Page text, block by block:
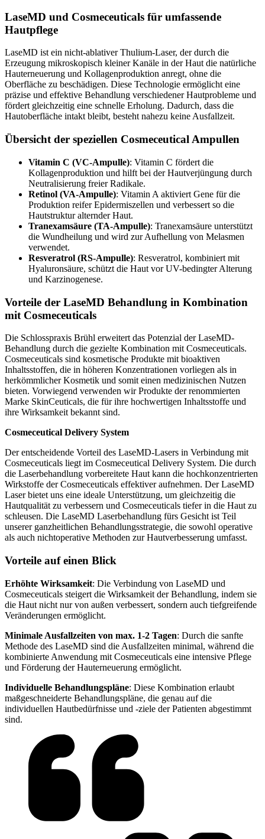
LaseMD und Cosmeceuticals für umfassende
Hautpflege
LaseMD ist ein nicht-ablativer Thulium-Laser, der durch die
Erzeugung mikroskopisch kleiner Kanäle in der Haut die natürliche
Hauterneuerung und Kollagenproduktion anregt, ohne die
Oberfläche zu beschädigen. Diese Technologie ermöglicht eine
präzise und effektive Behandlung verschiedener Hautprobleme und
fördert gleichzeitig eine schnelle Erholung. Dadurch, dass die
Hautoberfläche intakt bleibt, besteht nahezu keine Ausfallzeit.
Übersicht der speziellen Cosmeceutical Ampullen
Vitamin C (VC-Ampulle): Vitamin C fördert die
Kollagenproduktion und hilft bei der Hautverjüngung durch
Neutralisierung freier Radikale.
Retinol (VA-Ampulle): Vitamin A aktiviert Gene für die
Produktion reifer Epidermiszellen und verbessert so die
Hautstruktur alternder Haut.
Tranexamsäure (TA-Ampulle): Tranexamsäure unterstützt
die Wundheilung und wird zur Aufhellung von Melasmen
verwendet.
Resveratrol (RS-Ampulle): Resveratrol, kombiniert mit
Hyaluronsäure, schützt die Haut vor UV-bedingter Alterung
und Karzinogenese.
Vorteile der LaseMD Behandlung in Kombination
mit Cosmeceuticals
Die Schlosspraxis Brühl erweitert das Potenzial der LaseMD-
Behandlung durch die gezielte Kombination mit Cosmeceuticals.
Cosmeceuticals sind kosmetische Produkte mit bioaktiven
Inhaltsstoffen, die in höheren Konzentrationen vorliegen als in
herkömmlicher Kosmetik und somit einen medizinischen Nutzen
bieten. Vorwiegend verwenden wir Produkte der renommierten
Marke SkinCeuticals, die für ihre hochwertigen Inhaltsstoffe und
ihre Wirksamkeit bekannt sind.
Cosmeceutical Delivery System
Der entscheidende Vorteil des LaseMD-Lasers in Verbindung mit
Cosmeceuticals liegt im Cosmeceutical Delivery System. Die durch
die Laserbehandlung vorbereitete Haut kann die hochkonzentrierten
Wirkstoffe der Cosmeceuticals effektiver aufnehmen. Der LaseMD
Laser bietet uns eine ideale Unterstützung, um gleichzeitig die
Hautqualität zu verbessern und Cosmeceuticals tiefer in die Haut zu
schleusen. Die LaseMD Laserbehandlung fürs Gesicht ist Teil
unserer ganzheitlichen Behandlungsstrategie, die sowohl operative
als auch nichtoperative Methoden zur Hautverbesserung umfasst.
Vorteile auf einen Blick
Erhöhte Wirksamkeit: Die Verbindung von LaseMD und
Cosmeceuticals steigert die Wirksamkeit der Behandlung, indem sie
die Haut nicht nur von außen verbessert, sondern auch tiefgreifende
Veränderungen ermöglicht.
Minimale Ausfallzeiten von max. 1-2 Tagen: Durch die sanfte
Methode des LaseMD sind die Ausfallzeiten minimal, während die
kombinierte Anwendung mit Cosmeceuticals eine intensive Pflege
und Förderung der Hauterneuerung ermöglicht.
Individuelle Behandlungspläne: Diese Kombination erlaubt
maßgeschneiderte Behandlungspläne, die genau auf die
individuellen Hautbedürfnisse und -ziele der Patienten abgestimmt
sind.